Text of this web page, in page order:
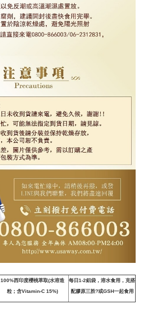
100%西印度櫻桃萃取(水溶造
粒；含Vitamin-C 15%)
每日1-2鋁袋，溶水食用，克搭
配膠原三胜?或GSH一起食用